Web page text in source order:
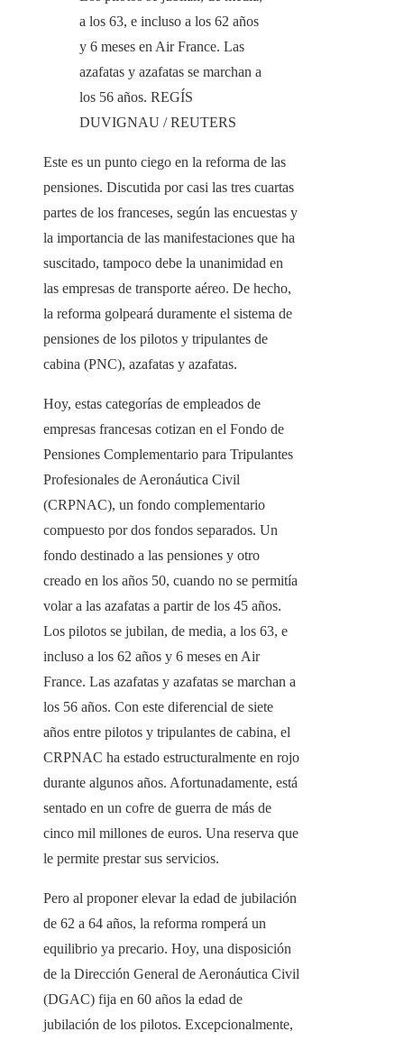
a los 63, e incluso a los 62 años
y 6 meses en Air France. Las
azafatas y azafatas se marchan a
los 56 años. REGÍS
DUVIGNAU / REUTERS
Este es un punto ciego en la reforma de las
pensiones. Discutida por casi las tres cuartas
partes de los franceses, según las encuestas y
la importancia de las manifestaciones que ha
suscitado, tampoco debe la unanimidad en
las empresas de transporte aéreo. De hecho,
la reforma golpeará duramente el sistema de
pensiones de los pilotos y tripulantes de
cabina (PNC), azafatas y azafatas.
Hoy, estas categorías de empleados de
empresas francesas cotizan en el Fondo de
Pensiones Complementario para Tripulantes
Profesionales de Aeronáutica Civil
(CRPNAC), un fondo complementario
compuesto por dos fondos separados. Un
fondo destinado a las pensiones y otro
creado en los años 50, cuando no se permitía
volar a las azafatas a partir de los 45 años.
Los pilotos se jubilan, de media, a los 63, e
incluso a los 62 años y 6 meses en Air
France. Las azafatas y azafatas se marchan a
los 56 años. Con este diferencial de siete
años entre pilotos y tripulantes de cabina, el
CRPNAC ha estado estructuralmente en rojo
durante algunos años. Afortunadamente, está
sentado en un cofre de guerra de más de
cinco mil millones de euros. Una reserva que
le permite prestar sus servicios.
Pero al proponer elevar la edad de jubilación
de 62 a 64 años, la reforma romperá un
equilibrio ya precario. Hoy, una disposición
de la Dirección General de Aeronáutica Civil
(DGAC) fija en 60 años la edad de
jubilación de los pilotos. Excepcionalmente,